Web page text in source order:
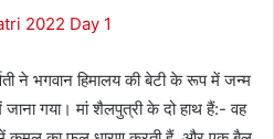
ने भगवान हिमालय की बेटी के रूप में जन्म
गया। मां शैलपुत्री के दो हाथ हैं:- वह